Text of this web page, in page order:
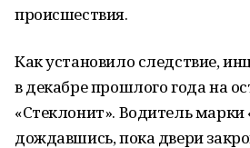
происшествия.
Как установило следствие,
в декабре прошлого года на
«Стеклонит». Водитель марки
дождавшись, пока двери